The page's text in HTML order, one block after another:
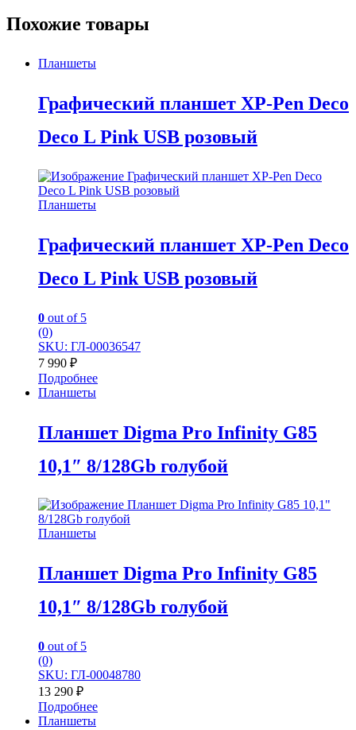
Похожие товары
Планшеты
Графический планшет XP-Pen Deco
Deco L Pink USB розовый
Планшеты
Графический планшет XP-Pen Deco
Deco L Pink USB розовый
0 out of 5
(0)
SKU: ГЛ-00036547
7 990 ₽
Подробнее
Планшеты
Планшет Digma Pro Infinity G85
10,1″ 8/128Gb голубой
Планшеты
Планшет Digma Pro Infinity G85
10,1″ 8/128Gb голубой
0 out of 5
(0)
SKU: ГЛ-00048780
13 290 ₽
Подробнее
Планшеты